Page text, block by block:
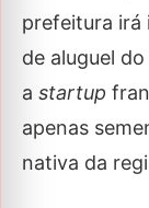
prefeitura irá
de aluguel
a startup
apenas
nativa da